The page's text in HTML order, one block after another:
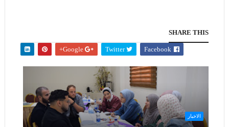
SHARE THIS
Facebook
Twitter
Google+
الاخبار